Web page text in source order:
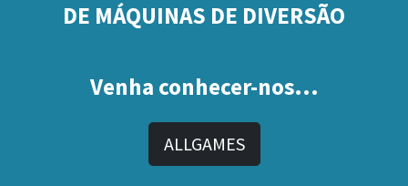
DE MÁQUINAS DE DIVERSÃO
Venha conhecer-nos...
ALLGAMES